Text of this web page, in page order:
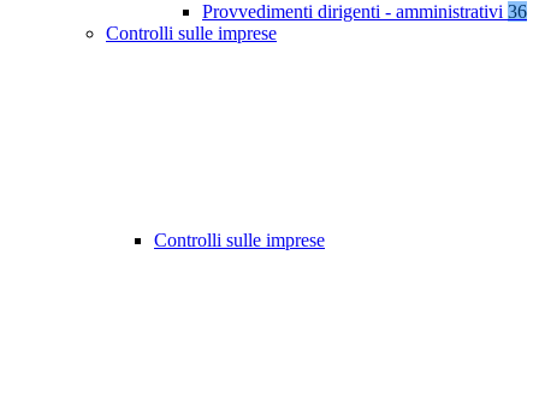
Provvedimenti dirigenti - amministrativi 36
Controlli sulle imprese
Controlli sulle imprese